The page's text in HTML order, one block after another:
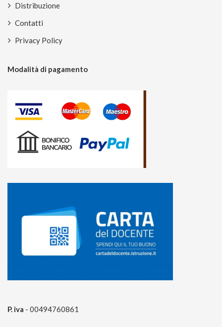
Distribuzione
Contatti
Privacy Policy
Modalità di pagamento
P. iva - 00494760861